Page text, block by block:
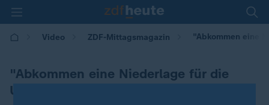
Video ZDF-Mittagsmagazin "Abkommen eine
"Abkommen eine Niederlage für die
USA"